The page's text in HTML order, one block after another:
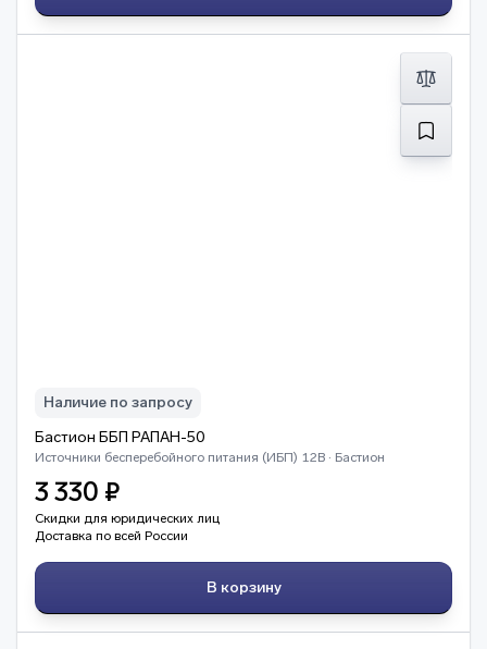
Наличие по запросу
Бастион ББП РАПАН-50
Источники бесперебойного питания (ИБП) 12В · Бастион
3 330 ₽
Скидки для юридических лиц
Доставка по всей России
В корзину